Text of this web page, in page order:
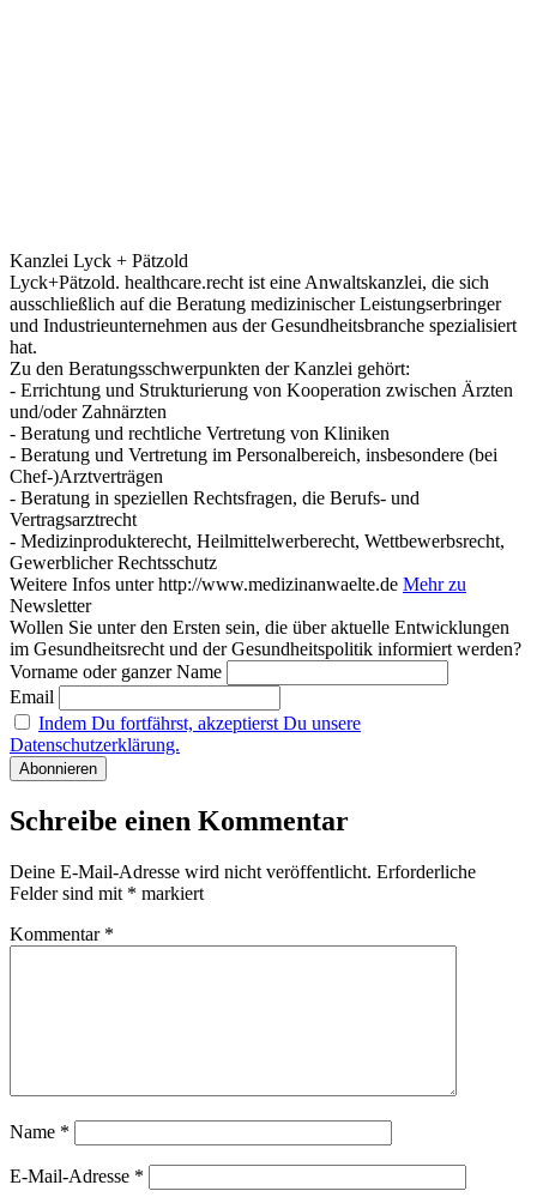
Kanzlei Lyck + Pätzold
Lyck+Pätzold. healthcare.recht ist eine Anwaltskanzlei, die sich
ausschließlich auf die Beratung medizinischer Leistungserbringer
und Industrieunternehmen aus der Gesundheitsbranche spezialisiert
hat.
Zu den Beratungsschwerpunkten der Kanzlei gehört:
- Errichtung und Strukturierung von Kooperation zwischen Ärzten
und/oder Zahnärzten
- Beratung und rechtliche Vertretung von Kliniken
- Beratung und Vertretung im Personalbereich, insbesondere (bei
Chef-)Arztverträgen
- Beratung in speziellen Rechtsfragen, die Berufs- und
Vertragsarztrecht
- Medizinprodukterecht, Heilmittelwerberecht, Wettbewerbsrecht,
Gewerblicher Rechtsschutz
Weitere Infos unter http://www.medizinanwaelte.de Mehr zu
Newsletter
Wollen Sie unter den Ersten sein, die über aktuelle Entwicklungen
im Gesundheitsrecht und der Gesundheitspolitik informiert werden?
Vorname oder ganzer Name
Email
Indem Du fortfährst, akzeptierst Du unsere
Datenschutzerklärung.
Schreibe einen Kommentar
Deine E-Mail-Adresse wird nicht veröffentlicht. Erforderliche
Felder sind mit * markiert
Kommentar *
Name *
E-Mail-Adresse *